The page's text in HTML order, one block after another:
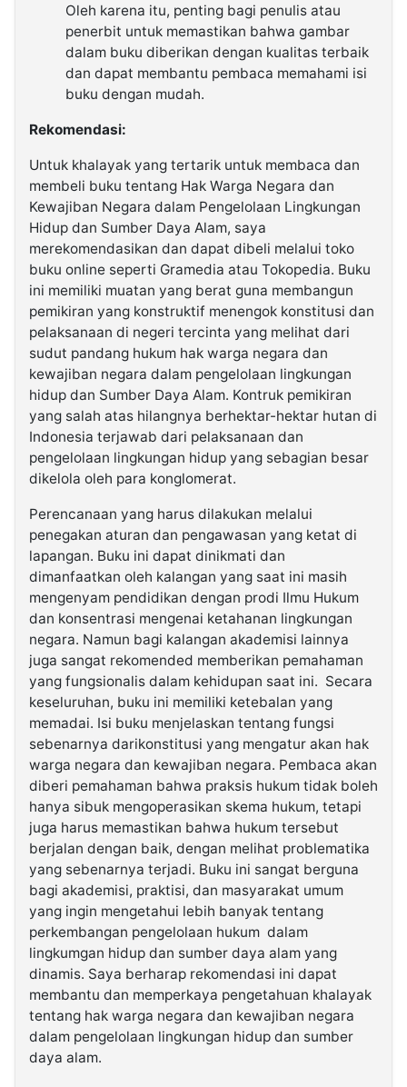
Oleh karena itu, penting bagi penulis atau
penerbit untuk memastikan bahwa gambar
dalam buku diberikan dengan kualitas terbaik
dan dapat membantu pembaca memahami isi
buku dengan mudah.
Rekomendasi:
Untuk khalayak yang tertarik untuk membaca dan
membeli buku tentang Hak Warga Negara dan
Kewajiban Negara dalam Pengelolaan Lingkungan
Hidup dan Sumber Daya Alam, saya
merekomendasikan dan dapat dibeli melalui toko
buku online seperti Gramedia atau Tokopedia. Buku
ini memiliki muatan yang berat guna membangun
pemikiran yang konstruktif menengok konstitusi dan
pelaksanaan di negeri tercinta yang melihat dari
sudut pandang hukum hak warga negara dan
kewajiban negara dalam pengelolaan lingkungan
hidup dan Sumber Daya Alam. Kontruk pemikiran
yang salah atas hilangnya berhektar-hektar hutan di
Indonesia terjawab dari pelaksanaan dan
pengelolaan lingkungan hidup yang sebagian besar
dikelola oleh para konglomerat.
Perencanaan yang harus dilakukan melalui
penegakan aturan dan pengawasan yang ketat di
lapangan. Buku ini dapat dinikmati dan
dimanfaatkan oleh kalangan yang saat ini masih
mengenyam pendidikan dengan prodi Ilmu Hukum
dan konsentrasi mengenai ketahanan lingkungan
negara. Namun bagi kalangan akademisi lainnya
juga sangat rekomended memberikan pemahaman
yang fungsionalis dalam kehidupan saat ini. Secara
keseluruhan, buku ini memiliki ketebalan yang
memadai. Isi buku menjelaskan tentang fungsi
sebenarnya darikonstitusi yang mengatur akan hak
warga negara dan kewajiban negara. Pembaca akan
diberi pemahaman bahwa praksis hukum tidak boleh
hanya sibuk mengoperasikan skema hukum, tetapi
juga harus memastikan bahwa hukum tersebut
berjalan dengan baik, dengan melihat problematika
yang sebenarnya terjadi. Buku ini sangat berguna
bagi akademisi, praktisi, dan masyarakat umum
yang ingin mengetahui lebih banyak tentang
perkembangan pengelolaan hukum dalam
lingkumgan hidup dan sumber daya alam yang
dinamis. Saya berharap rekomendasi ini dapat
membantu dan memperkaya pengetahuan khalayak
tentang hak warga negara dan kewajiban negara
dalam pengelolaan lingkungan hidup dan sumber
daya alam.